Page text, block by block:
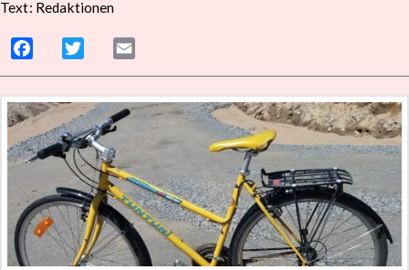
Text: Redaktionen
Facebook Twitter